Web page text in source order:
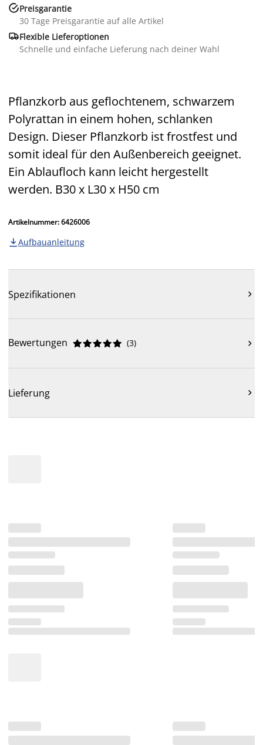
Preisgarantie
30 Tage Preisgarantie auf alle Artikel
Flexible Lieferoptionen
Schnelle und einfache Lieferung nach deiner Wahl
Pflanzkorb aus geflochtenem, schwarzem
Polyrattan in einem hohen, schlanken
Design. Dieser Pflanzkorb ist frostfest und
somit ideal für den Außenbereich geeignet.
Ein Ablaufloch kann leicht hergestellt
werden. B30 x L30 x H50 cm
Artikelnummer: 6426006
 Aufbauanleitung
Spezifikationen 
Bewertungen 




 (3) 
Lieferung 